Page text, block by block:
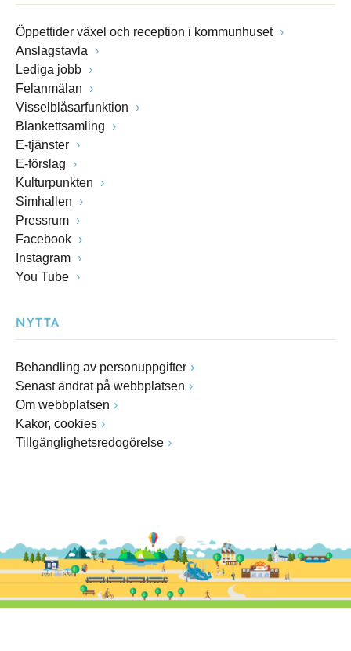
Öppettider växel och reception i kommunhuset
Anslagstavla
Lediga jobb
Felanmälan
Visselblåsarfunktion
Blankettsamling
E-tjänster
E-förslag
Kulturpunkten
Simhallen
Pressrum
Facebook
Instagram
You Tube
NYTTA
Behandling av personuppgifter
Senast ändrat på webbplatsen
Om webbplatsen
Kakor, cookies
Tillgänglighetsredogörelse